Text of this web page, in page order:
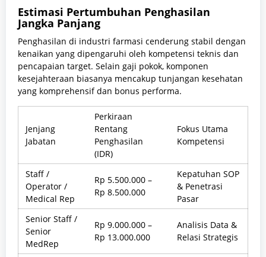
Estimasi Pertumbuhan Penghasilan
Jangka Panjang
Penghasilan di industri farmasi cenderung stabil dengan
kenaikan yang dipengaruhi oleh kompetensi teknis dan
pencapaian target. Selain gaji pokok, komponen
kesejahteraan biasanya mencakup tunjangan kesehatan
yang komprehensif dan bonus performa.
Jenjang
Jabatan
Perkiraan
Rentang
Penghasilan
(IDR)
Fokus Utama
Kompetensi
Staff /
Operator /
Medical Rep
Rp 5.500.000 –
Rp 8.500.000
Kepatuhan SOP
& Penetrasi
Pasar
Senior Staff /
Senior
MedRep
Rp 9.000.000 –
Rp 13.000.000
Analisis Data &
Relasi Strategis